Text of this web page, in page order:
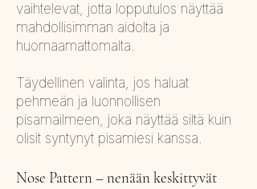
vaihtelevat, jotta lopputulos näyttää
mahdollisimman aidolta ja
huomaamattomalta.
Täydellinen valinta, jos haluat
pehmeän ja luonnollisen
pisamailmeen, joka näyttää siltä kuin
olisit syntynyt pisamiesi kanssa.
Nose Pattern – nenään keskittyvät